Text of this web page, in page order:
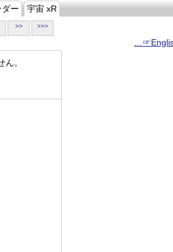
ー 宇宙 xR
>> >>>
ん。